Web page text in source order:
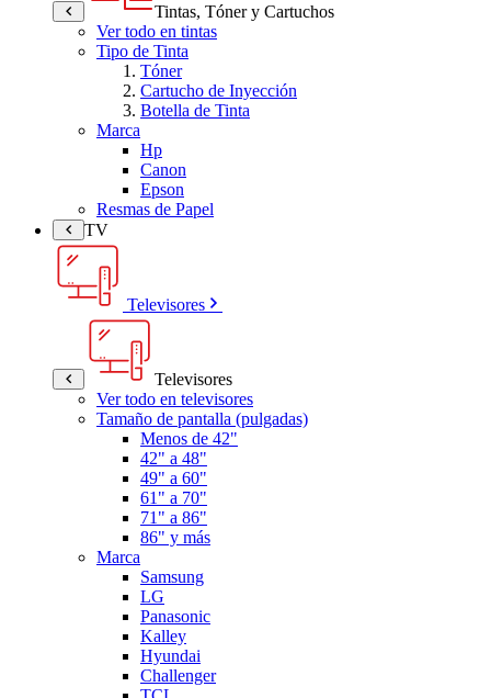
Tintas, Tóner y Cartuchos
Ver todo en tintas
Tipo de Tinta
Tóner
Cartucho de Inyección
Botella de Tinta
Marca
Hp
Canon
Epson
Resmas de Papel
TV
Televisores
Televisores
Ver todo en televisores
Tamaño de pantalla (pulgadas)
Menos de 42"
42" a 48"
49" a 60"
61" a 70"
71" a 86"
86" y más
Marca
Samsung
LG
Panasonic
Kalley
Hyundai
Challenger